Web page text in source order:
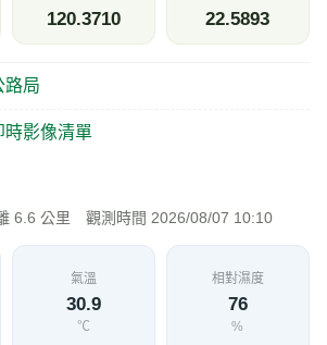
120.3710 22.5893
路局
時影像清單
6.6 公里 觀測時間 2026/08/07 10:10
氣溫
30.9
℃
相對濕度
76
%